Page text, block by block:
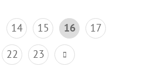
14 15 16
17
22 23